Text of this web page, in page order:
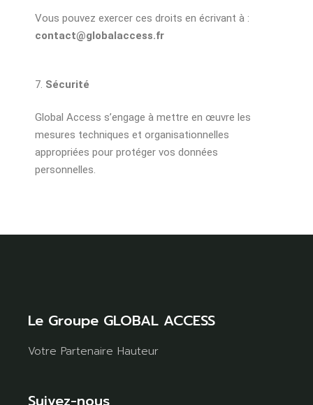
Vous pouvez exercer ces droits en écrivant à :
contact@globalaccess.fr
Sécurité
Global Access s’engage à mettre en œuvre les
mesures techniques et organisationnelles
appropriées pour protéger vos données
personnelles.
Le Groupe GLOBAL ACCESS
Votre Partenaire Hauteur
Suivez-nous